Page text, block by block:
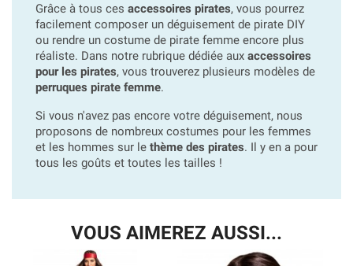
Grâce à tous ces accessoires pirates, vous pourrez
facilement composer un déguisement de pirate DIY
ou rendre un costume de pirate femme encore plus
réaliste. Dans notre rubrique dédiée aux accessoires
pour les pirates, vous trouverez plusieurs modèles de
perruques pirate femme.
Si vous n'avez pas encore votre déguisement, nous
proposons de nombreux costumes pour les femmes
et les hommes sur le thème des pirates. Il y en a pour
tous les goûts et toutes les tailles !
VOUS AIMEREZ AUSSI...